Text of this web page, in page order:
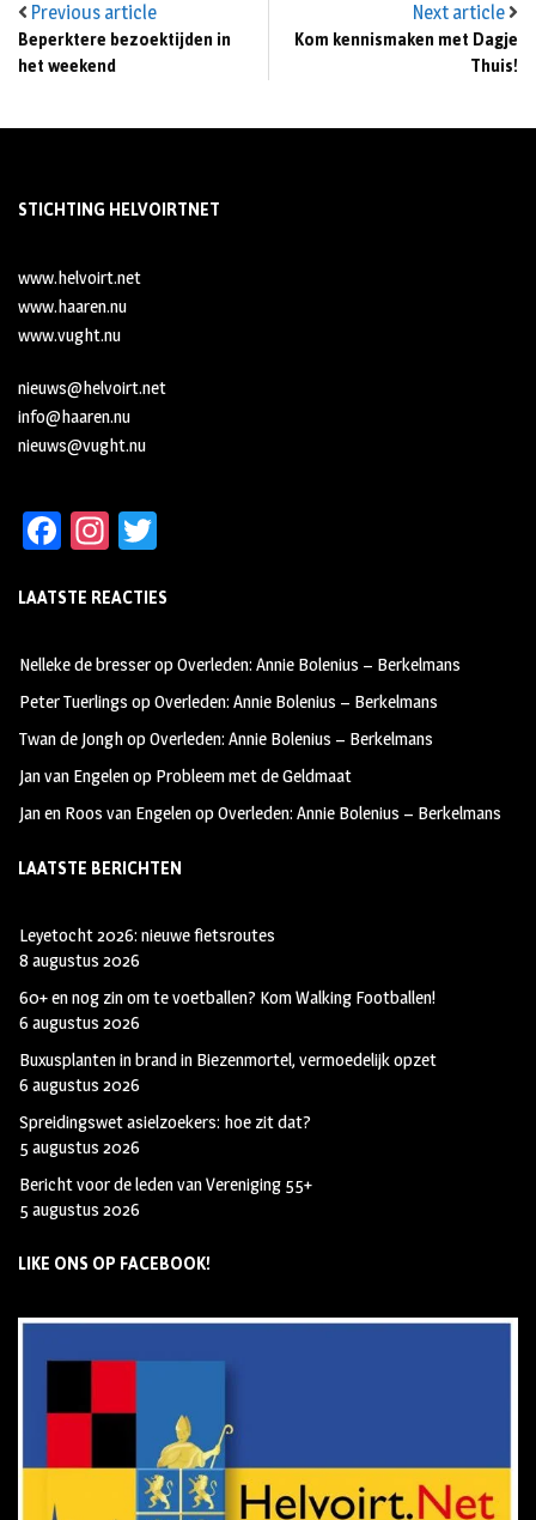
Previous article
Beperktere bezoektijden in
het weekend
Next article
Kom kennismaken met Dagje
Thuis!
STICHTING HELVOIRTNET
www.helvoirt.net
www.haaren.nu
www.vught.nu
nieuws@helvoirt.net
info@haaren.nu
nieuws@vught.nu
Fa
b
oo
k
In
ag
m
tt
LAATSTE REACTIES
Nelleke de bresseropOverleden: Annie Bolenius – Berkelmans
Peter Tuerlings opOverleden: Annie Bolenius – Berkelmans
Twan de JonghopOverleden: Annie Bolenius – Berkelmans
Jan van Engelenop Probleem met de Geldmaat
Jan en Roos van EngelenopOverleden: Annie Bolenius – Berkelmans
LAATSTE BERICHTEN
Leyetocht 2026: nieuwe fietsroutes
8 augustus 2026
60+ en nog zin om te voetballen? Kom Walking Footballen!
6 augustus 2026
Buxusplanten in brand in Biezenmortel, vermoedelijk opzet
6 augustus 2026
Spreidingswet asielzoekers: hoe zit dat?
5 augustus 2026
Bericht voor de leden van Vereniging 55+
5 augustus 2026
LIKE ONS OP FACEBOOK!